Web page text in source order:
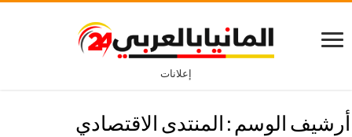
إعلانات
أرشيف الوسم : المنتدى الاقتصادي